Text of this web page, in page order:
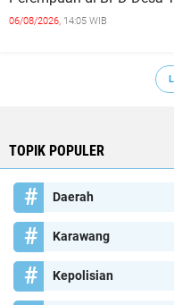
06/08/2026, 14:05 WIB
TOPIK POPULER
Daerah
Karawang
Kepolisian